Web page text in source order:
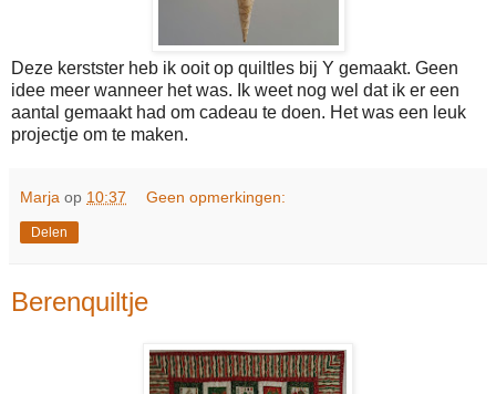
Deze kerstster heb ik ooit op quiltles bij Y gemaakt. Geen
idee meer wanneer het was. Ik weet nog wel dat ik er een
aantal gemaakt had om cadeau te doen. Het was een leuk
projectje om te maken.
Marja op 10:37 Geen opmerkingen:
Delen
Berenquiltje